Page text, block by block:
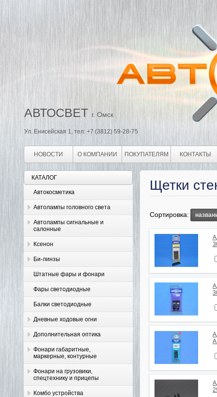
АВТОСВЕТ г. Омск
Ул. Енисейская 1, тел: +7 (3812) 59-28-75
НОВОСТИ О КОМПАНИИ ПОКУПАТЕЛЯМ КОНТАКТЫ
КАТАЛОГ
Автокосметика
Автолампы головного света
Автолампы сигнальные и
салонные
Ксенон
Би-линзы
Штатные фары и фонари
Фары светодиодные
Балки светодиодные
Дневные ходовые огни
Дополнительная оптика
Фонари габаритные,
маркерные, контурные
Фонари на грузовики,
спецтехнику и прицепы
Комбо устройства
Щетки
Сортировка: